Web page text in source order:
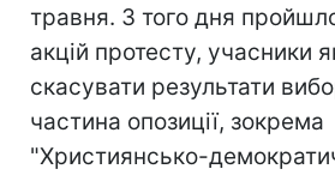
травня. З того дня
акцій протесту, учасники
скасувати результати
частина опозиції, зокрема
"Християнсько-